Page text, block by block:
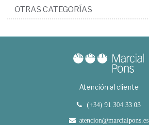
OTRAS CATEGORÍAS
Atención al cliente
(+34) 91 304 33 03
atencion@marcialpons.es